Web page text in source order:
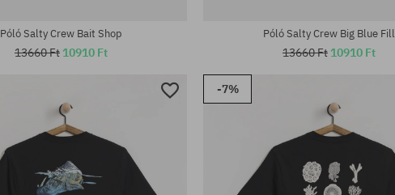
Póló Salty Crew Bait Shop
13660 Ft 10910 Ft
Póló Salty Crew Big Blue Fill
13660 Ft 10910 Ft
-7%